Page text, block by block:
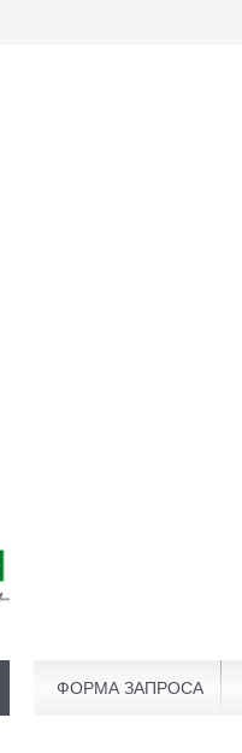
ФОРМА ЗАПРОСА